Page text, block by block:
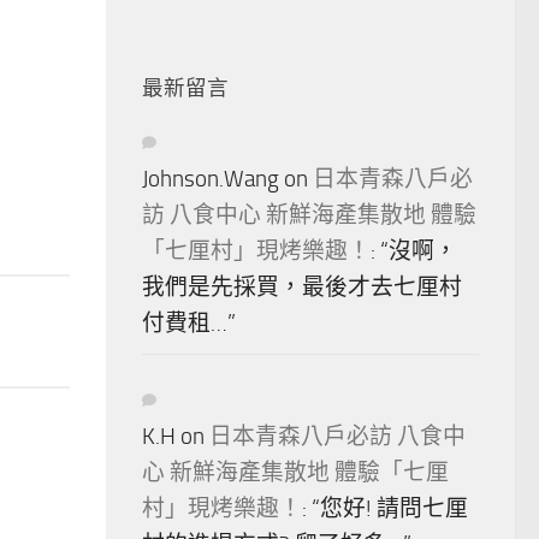
最新留言
Johnson.Wang on 日本青森八戶必
訪 八食中心 新鮮海產集散地 體驗
「七厘村」現烤樂趣！ : “沒啊，
我們是先採買，最後才去七厘村
付費租…”
K.H on 日本青森八戶必訪 八食中
心 新鮮海產集散地 體驗「七厘
村」現烤樂趣！ : “您好! 請問七厘